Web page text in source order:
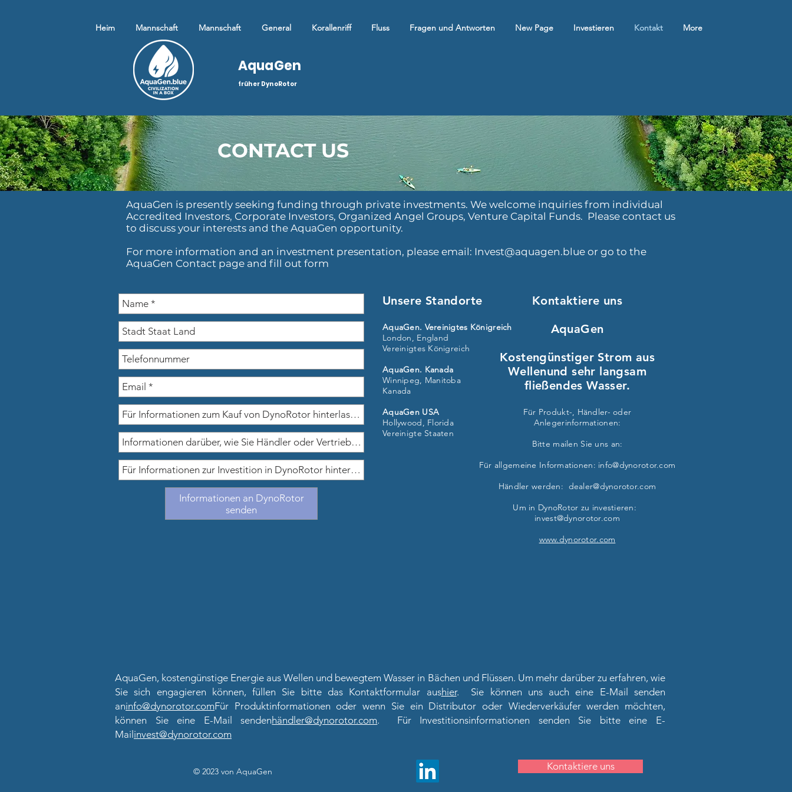
Heim Mannschaft Mannschaft General Korallenriff Fluss Fragen und Antworten New Page Investieren Kontakt More
AquaGen
früher DynoRotor
DynoRotor Inc. firmiert als AquaGen
CONTACT US
AquaGen is presently seeking funding through private investments. We welcome inquiries from individual
Accredited Investors, Corporate Investors, Organized Angel Groups, Venture Capital Funds. Please contact us
to discuss your interests and the AquaGen opportunity.
For more information and an investment presentation, please email: Invest@aquagen.blue or go to the
AquaGen Contact page and fill out form
Informationen an DynoRotor
senden
Unsere Standorte
AquaGen. Vereinigtes Königreich
London, England
Vereinigtes Königreich
AquaGen. Kanada
Winnipeg, Manitoba
Kanada
AquaGen USA
Hollywood, Florida
Vereinigte Staaten
Kontaktiere uns
AquaGen
Kostengünstiger Strom aus
Wellenund sehr langsam
fließendes Wasser.
Für Produkt-, Händler- oder
Anlegerinformationen:
Bitte mailen Sie uns an:
Für allgemeine Informationen: info@dynorotor.com
Händler werden: dealer@dynorotor.com
Um in DynoRotor zu investieren:
invest@dynorotor.com
www.dynorotor.com
AquaGen, kostengünstige Energie aus Wellen und bewegtem Wasser in Bächen und Flüssen. Um mehr darüber zu erfahren, wie
Sie sich engagieren können, füllen Sie bitte das Kontaktformular aushier. Sie können uns auch eine E-Mail senden
aninfo@dynorotor.comFür Produktinformationen oder wenn Sie ein Distributor oder Wiederverkäufer werden möchten,
können Sie eine E-Mail sendenhändler@dynorotor.com. Für Investitionsinformationen senden Sie bitte eine E-
Mail invest@dynorotor.com
© 2023 von AquaGen Kontaktiere uns